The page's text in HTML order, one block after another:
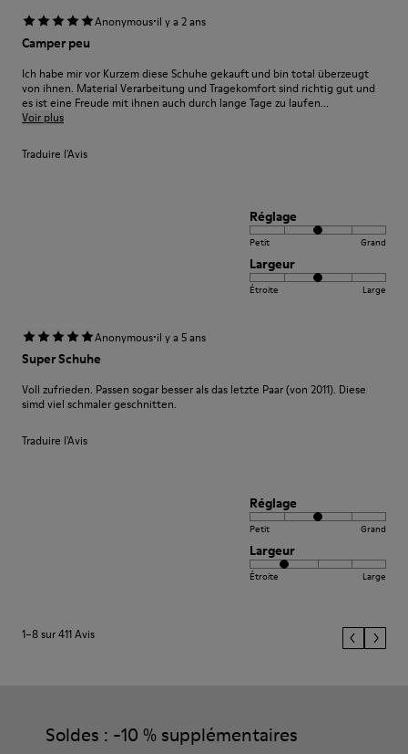
Anonymous·il y a 2 ans
Camper peu
Ich habe mir vor Kurzem diese Schuhe gekauft und bin total überzeugt
von ihnen. Material Verarbeitung und Tragekomfort sind richtig gut und
es ist eine Freude mit ihnen auch durch lange Tage zu laufen...
Voir plus
Traduire l'Avis
Réglage
Petit Grand
Largeur
Étroite Large
Anonymous·il y a 5 ans
Super Schuhe
Voll zufrieden. Passen sogar besser als das letzte Paar (von 2011). Diese
simd viel schmaler geschnitten.
Traduire l'Avis
Réglage
Petit Grand
Largeur
Étroite Large
1–8 sur 411 Avis
Soldes : -10 % supplémentaires